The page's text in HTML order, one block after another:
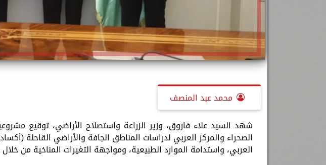
محمد عبد المنصف
​شهد السيد علاء فاروق، وزير الزراعة واستصلاح الأراضي، توقيع
الصحراء والمركز العربي لدراسات المناطق الجافة والأراضي القاحلة
العربي، واستدامة الموارد الطبيعية، ومواجهة التغيرات المناخية من